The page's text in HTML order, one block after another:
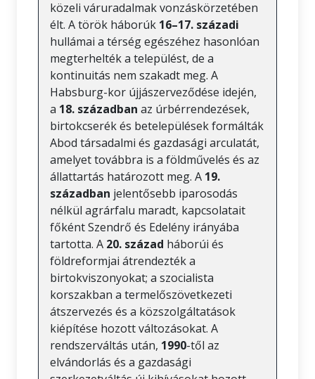
közeli váruradalmak vonzáskörzetében
élt. A török háborúk 16–17. századi
hullámai a térség egészéhez hasonlóan
megterhelték a települést, de a
kontinuitás nem szakadt meg. A
Habsburg-kor újjászerveződése idején,
a 18. században az úrbérrendezések,
birtokcserék és betelepülések formálták
Abod társadalmi és gazdasági arculatát,
amelyet továbbra is a földművelés és az
állattartás határozott meg. A 19.
században jelentősebb iparosodás
nélkül agrárfalu maradt, kapcsolatait
főként Szendrő és Edelény irányába
tartotta. A 20. század háborúi és
földreformjai átrendezték a
birtokviszonyokat; a szocialista
korszakban a termelőszövetkezeti
átszervezés és a közszolgáltatások
kiépítése hozott változásokat. A
rendszerváltás után, 1990-től az
elvándorlás és a gazdasági